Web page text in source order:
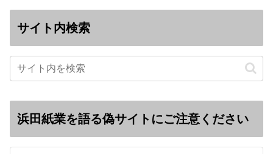
サイト内検索
浜田紙業を語る偽サイトにご注意ください